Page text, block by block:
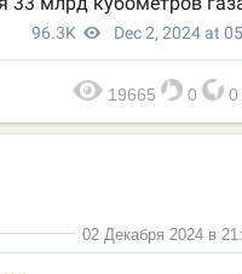
19665 0 0
02 Декабря 2024 в